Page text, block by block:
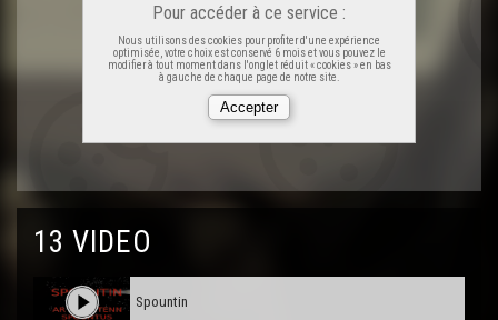
Pour accéder à ce service :
Nous utilisons des cookies pour profiter d'une expérience
optimisée, votre choix est conservé 6 mois et vous pouvez le
modifier à tout moment dans l'onglet réduit « cookies » en bas
à gauche de chaque page de notre site.
13 VIDEO
Dindan wask
Spontus
Spontet en ostaleri
Spountin